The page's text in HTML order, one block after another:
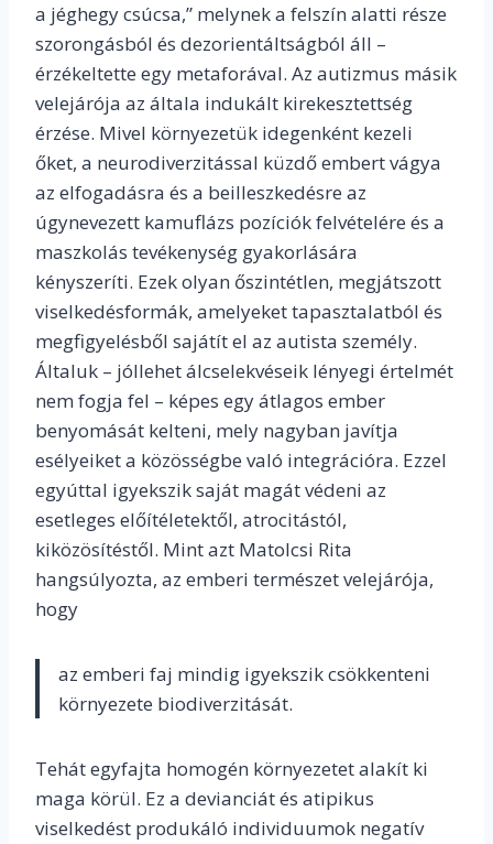
a jéghegy csúcsa,” melynek a felszín alatti része
szorongásból és dezorientáltságból áll –
érzékeltette egy metaforával. Az autizmus másik
velejárója az általa indukált kirekesztettség
érzése. Mivel környezetük idegenként kezeli
őket, a neurodiverzitással küzdő embert vágya
az elfogadásra és a beilleszkedésre az
úgynevezett kamuflázs pozíciók felvételére és a
maszkolás tevékenység gyakorlására
kényszeríti. Ezek olyan őszintétlen, megjátszott
viselkedésformák, amelyeket tapasztalatból és
megfigyelésből sajátít el az autista személy.
Általuk – jóllehet álcselekvéseik lényegi értelmét
nem fogja fel – képes egy átlagos ember
benyomását kelteni, mely nagyban javítja
esélyeiket a közösségbe való integrációra. Ezzel
egyúttal igyekszik saját magát védeni az
esetleges előítéletektől, atrocitástól,
kiközösítéstől. Mint azt Matolcsi Rita
hangsúlyozta, az emberi természet velejárója,
hogy
az emberi faj mindig igyekszik csökkenteni
környezete biodiverzitását.
Tehát egyfajta homogén környezetet alakít ki
maga körül. Ez a devianciát és atipikus
viselkedést produkáló individuumok negatív